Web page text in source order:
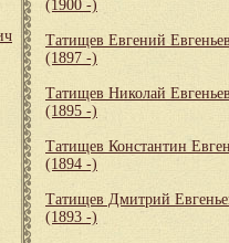
(1900 -)
Татищев Евгений
(1897 -)
Татищев Николай
(1895 -)
Татищев Константин
(1894 -)
Татищев Дмитрий
(1893 -)